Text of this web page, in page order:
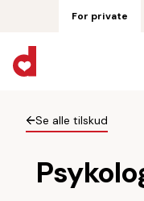
For private
Se alle tilskud